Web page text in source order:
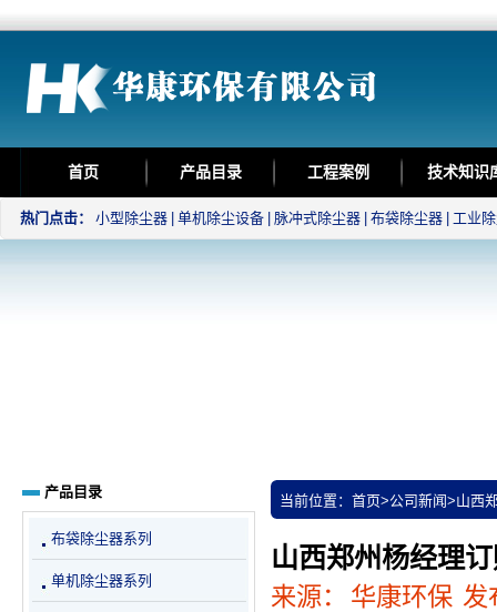
首页 产品目录 工程案例 技术知识
热门点击： 小型除尘器 单机除尘设备 脉冲式除尘器 布袋除尘器 工业
当前位置： 首页>公司新闻>山西
山西郑州杨经理
来源： 华康环保 发
产品目录
布袋除尘器系列
单机除尘器系列